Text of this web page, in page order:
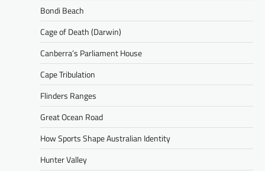
Bondi Beach
Cage of Death (Darwin)
Canberra’s Parliament House
Cape Tribulation
Flinders Ranges
Great Ocean Road
How Sports Shape Australian Identity
Hunter Valley